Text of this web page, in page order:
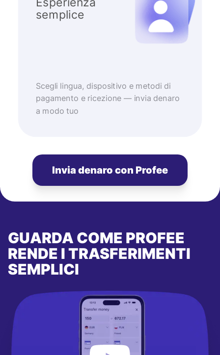
semplice
Scegli lingua, dispositivo e metodi di
pagamento e ricezione — invia denaro
a modo tuo
Invia denaro con Profee
GUARDA COME PROFEE
RENDE I TRASFERIMENTI
SEMPLICI